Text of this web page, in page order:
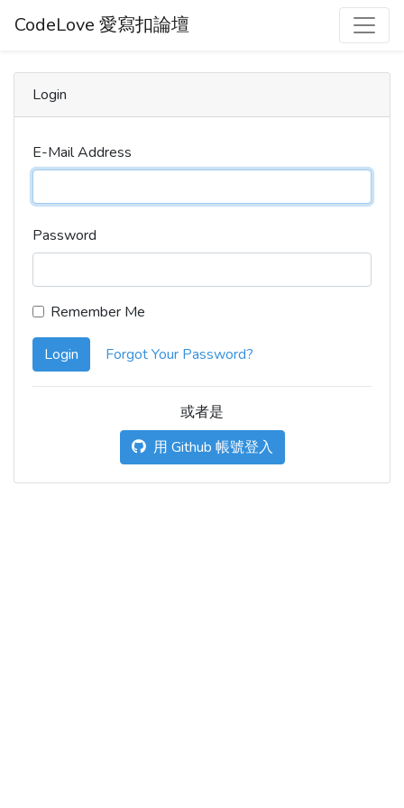
CodeLove 愛寫扣論壇
Login
E-Mail Address
Password
Remember Me
Login Forgot Your Password?
或者是
用 Github 帳號登入